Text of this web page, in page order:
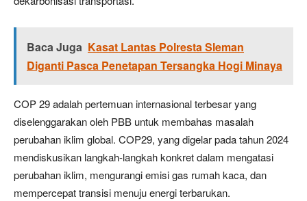
Baca Juga Kasat Lantas Polresta Sleman
Diganti Pasca Penetapan Tersangka Hogi Minaya
COP 29 adalah pertemuan internasional terbesar yang
diselenggarakan oleh PBB untuk membahas masalah
perubahan iklim global. COP29, yang digelar pada tahun 2024
mendiskusikan langkah-langkah konkret dalam mengatasi
perubahan iklim, mengurangi emisi gas rumah kaca, dan
mempercepat transisi menuju energi terbarukan.